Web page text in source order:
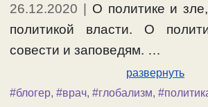
26.12.2020
О политике и
политикой власти. О
совести и заповедям. …
развернуть
#блогер, #врач, #глобализм,